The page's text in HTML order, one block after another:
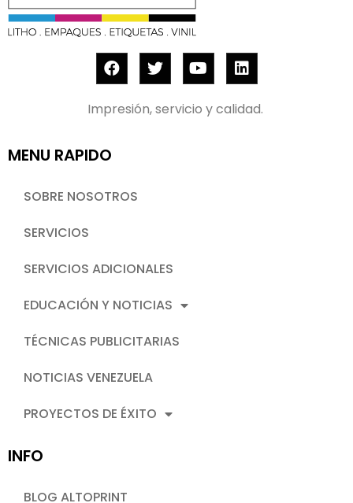
Impresión, servicio y calidad.
MENU RAPIDO
SOBRE NOSOTROS
SERVICIOS
SERVICIOS ADICIONALES
EDUCACIÓN Y NOTICIAS
TÉCNICAS PUBLICITARIAS
NOTICIAS VENEZUELA
PROYECTOS DE ÉXITO
INFO
BLOG ALTOPRINT